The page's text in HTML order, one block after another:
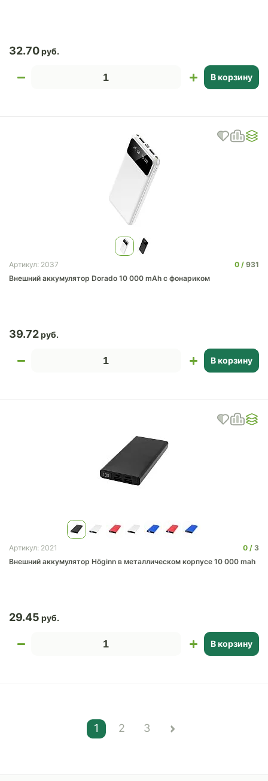
32.70
В корзину
Артикул: 2037 0
931
Внешний аккумулятор Dorado 10 000 mAh с фонариком
39.72
В корзину
Артикул: 2021 0
3
Внешний аккумулятор Höginn в металлическом корпусе 10 000 mah
29.45
В корзину
1 2 3